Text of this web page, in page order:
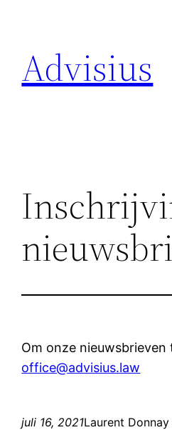
inhoud
Advisius
Om onze nieuwsbrieven
office@advisius.law
juli 16, 2021Laurent